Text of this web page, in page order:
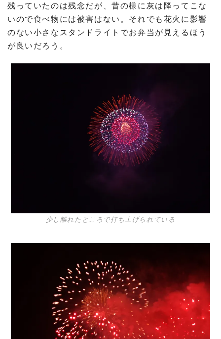
残っていたのは残念だが、昔の様に灰は降ってこな
いので食べ物には被害はない。それでも花火に影響
のない小さなスタンドライトでお弁当が見えるほう
が良いだろう。
少し離れたところで打ち上げられている